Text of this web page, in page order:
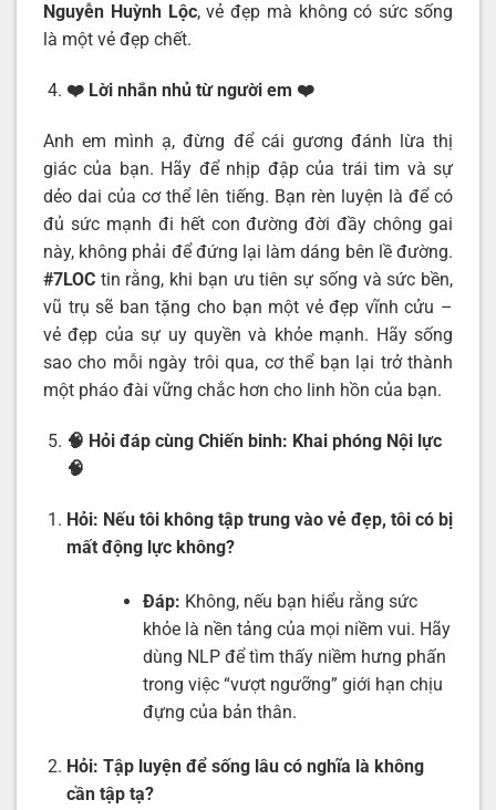
Nguyễn Huỳnh Lộc, vẻ đẹp mà không có sức sống
là một vẻ đẹp chết.
❤️ Lời nhắn nhủ từ người em ❤️
Anh em mình ạ, đừng để cái gương đánh lừa thị
giác của bạn. Hãy để nhịp đập của trái tim và sự
dẻo dai của cơ thể lên tiếng. Bạn rèn luyện là để có
đủ sức mạnh đi hết con đường đời đầy chông gai
này, không phải để đứng lại làm dáng bên lề đường.
#7LOC tin rằng, khi bạn ưu tiên sự sống và sức bền,
vũ trụ sẽ ban tặng cho bạn một vẻ đẹp vĩnh cửu –
vẻ đẹp của sự uy quyền và khỏe mạnh. Hãy sống
sao cho mỗi ngày trôi qua, cơ thể bạn lại trở thành
một pháo đài vững chắc hơn cho linh hồn của bạn.
🧠 Hỏi đáp cùng Chiến binh: Khai phóng Nội lực
🧠
Hỏi: Nếu tôi không tập trung vào vẻ đẹp, tôi có bị
mất động lực không?
Đáp: Không, nếu bạn hiểu rằng sức
khỏe là nền tảng của mọi niềm vui. Hãy
dùng NLP để tìm thấy niềm hưng phấn
trong việc “vượt ngưỡng” giới hạn chịu
đựng của bản thân.
Hỏi: Tập luyện để sống lâu có nghĩa là không
cần tập tạ?